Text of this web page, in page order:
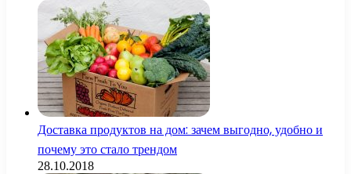
Доставка продуктов на дом: зачем выгодно, удобно и
почему это стало трендом
28.10.2018